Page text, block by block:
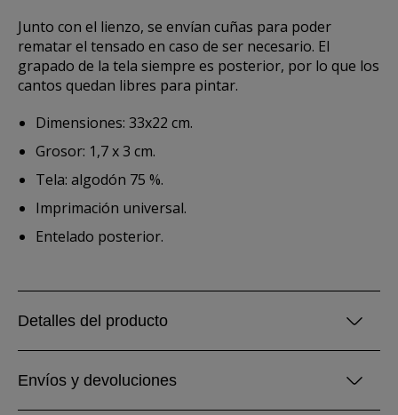
Junto con el lienzo, se envían cuñas para poder
rematar el tensado en caso de ser necesario. El
grapado de la tela siempre es posterior, por lo que los
cantos quedan libres para pintar.
Dimensiones: 33x22 cm.
Grosor: 1,7 x 3 cm.
Tela: algodón 75 %.
Imprimación universal.
Entelado posterior.
Detalles del producto
Envíos y devoluciones